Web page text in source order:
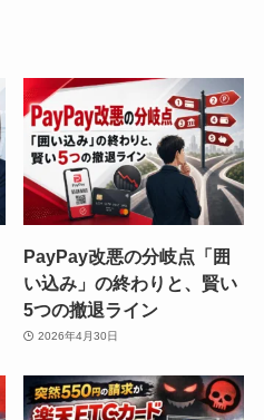
PayPay改悪の分岐点「囲
い込み」の終わりと、賢い
5つの撤退ライン
2026年4月30日